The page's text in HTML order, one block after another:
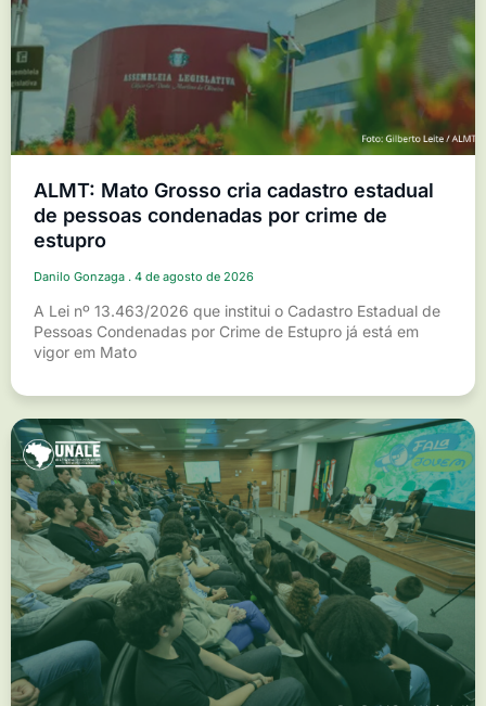
ALMT: Mato Grosso cria cadastro estadual
de pessoas condenadas por crime de
estupro
Danilo Gonzaga 4 de agosto de 2026
A Lei nº 13.463/2026 que institui o Cadastro Estadual de
Pessoas Condenadas por Crime de Estupro já está em
vigor em Mato